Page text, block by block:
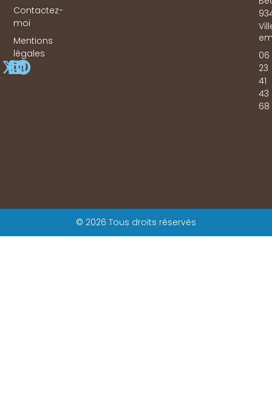
Contactez-
moi
Mentions
légales
06
23
41
43
68
© 2026 Tous droits réservés